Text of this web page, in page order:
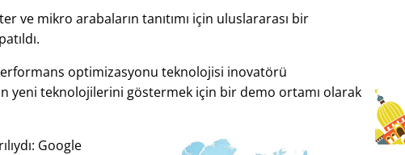
ve mikro arabaların tanıtımı için uluslararası bir
performans optimizasyonu teknolojisi inovatörü
yeni teknolojilerini göstermek için bir demo ortamı olarak
Google